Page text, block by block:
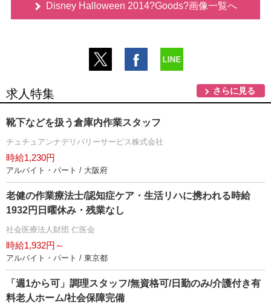
Disney Halloween 2014?Goods?画像一覧へ
求人特集 さらに見る
靴下などを扱う倉庫内作業スタッフ
チュチュアンナデリバリーサービス株式会社
時給1,230円
アルバイト・パート / 大阪府
老健の作業療法士/認知症ケア・生活リハに携われる時給
1932円日曜休み・残業なし
社会医療法人財団 仁医会
時給1,932円～
アルバイト・パート / 東京都
「週1から可」調理スタッフ/無資格可/日勤のみ/介護付き有
料老人ホーム/社会保障完備